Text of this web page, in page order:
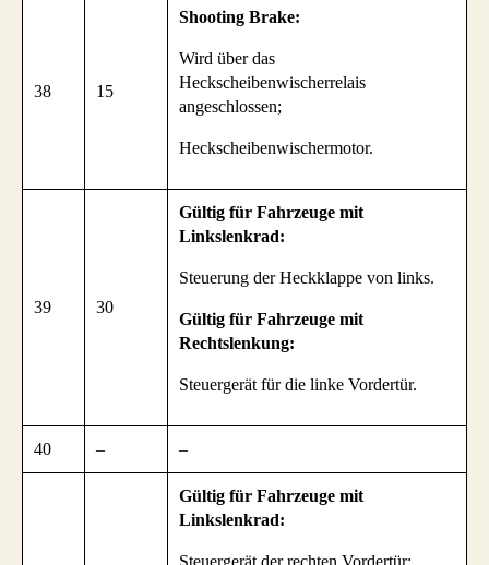
38 15
Shooting Brake:
Wird über das
Heckscheibenwischerrelais
angeschlossen;
Heckscheibenwischermotor.
39 30
Gültig für Fahrzeuge mit
Linkslenkrad:
Steuerung der Heckklappe von links.
Gültig für Fahrzeuge mit
Rechtslenkung:
Steuergerät für die linke Vordertür.
40 – –
Gültig für Fahrzeuge mit
Linkslenkrad:
Steuergerät der rechten Vordertür;